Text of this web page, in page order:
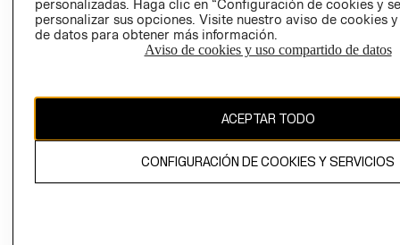
CAMBIAR REGIÓN
El contenido de esta página web está protegido por copyright y es
propiedad de H&M Hennes & Mauritz AB.
personalizadas. Haga clic en “Configuración de cookies y
personalizar sus opciones. Visite nuestro aviso de cookies
de datos para obtener más información.
Aviso de cookies y uso compartido de datos
ACEPTAR TODO
CONFIGURACIÓN DE COOKIES Y SERVICIOS